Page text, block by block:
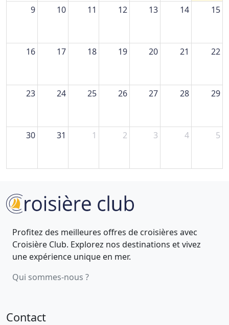
9 10 11 12 13 14 15
16 17 18 19 20 21 22
23 24 25 26 27 28 29
30 31 1 2 3 4 5
Profitez des meilleures offres de croisières avec
Croisière Club. Explorez nos destinations et vivez
une expérience unique en mer.
Qui sommes-nous ?
Contact